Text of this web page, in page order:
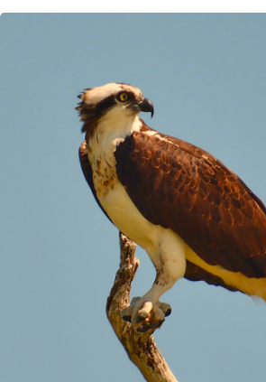
BALBUZARD PÊCHEUR